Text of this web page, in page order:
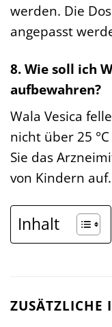
werden. Die
angepasst
8. Wie soll ich
aufbewahren?
Wala Vesica
nicht über 25
Sie das
von Kindern auf.
Inhalt
ZUSÄTZLICHE